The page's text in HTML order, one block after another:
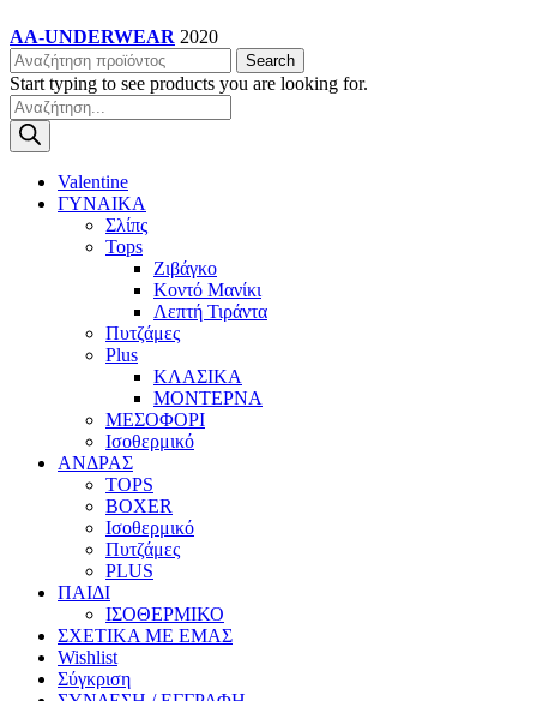
AA-UNDERWEAR 2020
Search
Start typing to see products you are looking for.
Products
search
Valentine
ΓΥΝΑΙΚΑ
Σλίπς
Tops
Ζιβάγκο
Κοντό Μανίκι
Λεπτή Τιράντα
Πυτζάμες
Plus
ΚΛΑΣΙΚΑ
ΜΟΝΤΕΡΝΑ
ΜΕΣΟΦΟΡΙ
Ισοθερμικό
ΑΝΔΡΑΣ
TOPS
BOXER
Ισοθερμικό
Πυτζάμες
PLUS
ΠΑΙΔΙ
ΙΣΟΘΕΡΜΙΚΟ
ΣΧΕΤΙΚΑ ΜΕ ΕΜΑΣ
Wishlist
Σύγκριση